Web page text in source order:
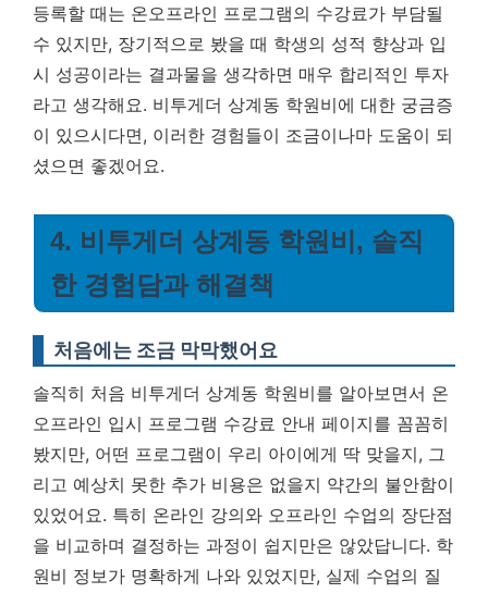
등록할 때는 온오프라인 프로그램의 수강료가 부담될
수 있지만, 장기적으로 봤을 때 학생의 성적 향상과 입
시 성공이라는 결과물을 생각하면 매우 합리적인 투자
라고 생각해요. 비투게더 상계동 학원비에 대한 궁금증
이 있으시다면, 이러한 경험들이 조금이나마 도움이 되
셨으면 좋겠어요.
4. 비투게더 상계동 학원비, 솔직
한 경험담과 해결책
처음에는 조금 막막했어요
솔직히 처음 비투게더 상계동 학원비를 알아보면서 온
오프라인 입시 프로그램 수강료 안내 페이지를 꼼꼼히
봤지만, 어떤 프로그램이 우리 아이에게 딱 맞을지, 그
리고 예상치 못한 추가 비용은 없을지 약간의 불안함이
있었어요. 특히 온라인 강의와 오프라인 수업의 장단점
을 비교하며 결정하는 과정이 쉽지만은 않았답니다. 학
원비 정보가 명확하게 나와 있었지만, 실제 수업의 질